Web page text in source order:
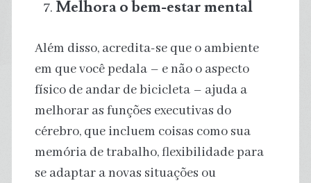
Melhora o bem-estar mental
Além disso, acredita-se que o ambiente
em que você pedala – e não o aspecto
físico de andar de bicicleta – ajuda a
melhorar as funções executivas do
cérebro, que incluem coisas como sua
memória de trabalho, flexibilidade para
se adaptar a novas situações ou